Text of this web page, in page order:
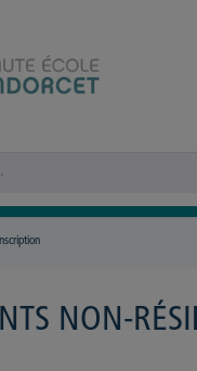
Inscription
NON-